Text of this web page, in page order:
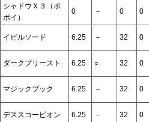
シャドウＸ３（ポ
ポイ）
0 － 0 0
イビルソード 6.25 － 32 0
ダークプリースト 6.25 ○ 32 0
マジックブック 6.25 － 32 0
デススコーピオン 6.25 － 32 0